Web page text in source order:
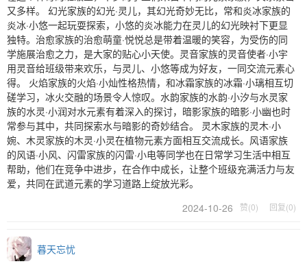
又多样。 幻光家族的幻光·灵儿，其幻光奇妙无比，常和炎冰家族的
炎冰·小悠一起玩耍探索，小悠的炎冰能力在灵儿的幻光映衬下更显
独特。治愈家族的治愈萌童·悦悦总是带着温暖的笑容，为受伤的同
学施展治愈之力，是大家的贴心小天使。灵音家族的灵音使者·小宇
用灵音给班级带来欢乐，与灵儿、小悠等成为好友，一同交流元素心
得。 火焰家族的火焰·小灿性格热情，和冰霜家族的冰霜·小璃相互切
磋学习，冰火交融的场景令人惊叹。水韵家族的水韵·小汐与水灵家
族的水灵·小润对水元素有着深入的探讨，暗影家族的暗影·小幽也时
常参与其中，共同探索水与暗影的奇妙结合。 灵木家族的灵木·小
婉、木灵家族的木灵·小灵在植物元素方面相互交流成长。风语家族
的风语·小风、闪雷家族的闪雷·小电等同学也在日常学习生活中相互
帮助，他们在竞争中进步，在合作中成长，让整个班级充满活力与友
爱，共同在武道元素的学习道路上绽放光彩。
2024-10-26
赞(0) 回复(0)
暮天忘忧